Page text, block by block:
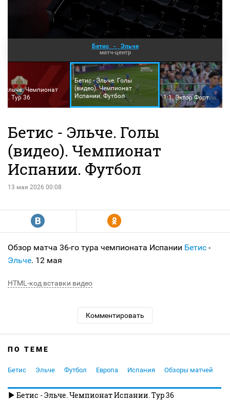
Бетис - Эльче
матч-центр
- Эльче. Чемпионат
Тур 36
Бетис - Эльче. Голы
(видео). Чемпионат
Испании. Футбол
1:1. Эктор Форт
Бетис - Эльче. Голы
(видео). Чемпионат
Испании. Футбол
13 мая 2026 00:08
R Y
Обзор матча 36-го тура чемпионата Испании Бетис -
Эльче. 12 мая
HTML-код вставки видео
Комментировать
ПО ТЕМЕ
Бетис Эльче Футбол Европа Испания Обзоры матчей
Бетис - Эльче. Чемпионат Испании. Тур 36